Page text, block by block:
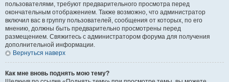
пользователями, требуют предварительного просмотра перед
окончательным отображением. Также возможно, что администратор
включил вас в группу пользователей, сообщения от которых, по его
мнению, должны быть предварительно просмотрены перед
размещением. Свяжитесь с администратором форума для получения
дополнительной информации.
Вернуться наверх
Как мне вновь поднять мою тему?